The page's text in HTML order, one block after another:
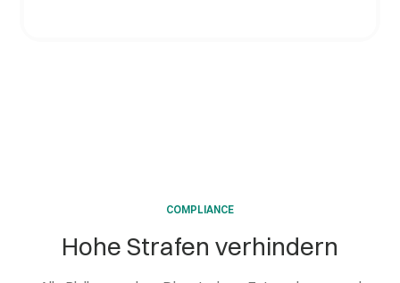
COMPLIANCE
Hohe Strafen verhindern